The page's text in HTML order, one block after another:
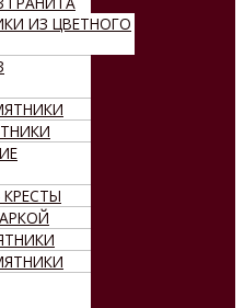
ИЗ ЦВЕТНОГО